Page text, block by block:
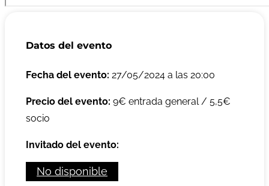
Datos del evento
Fecha del evento: 27/05/2024 a las 20:00
Precio del evento: 9€ entrada general / 5,5€
socio
Invitado del evento:
No disponible